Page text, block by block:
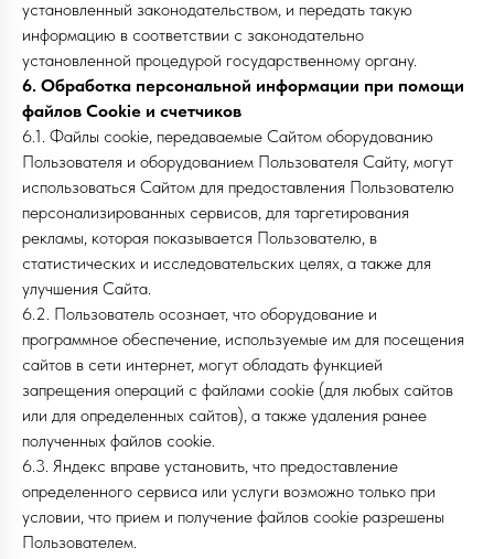
установленный законодательством, и передать такую
информацию в соответствии с законодательно
установленной процедурой государственному органу.
6. Обработка персональной информации при помощи
файлов Cookie и счетчиков
6.1. Файлы cookie, передаваемые Сайтом оборудованию
Пользователя и оборудованием Пользователя Сайту, могут
использоваться Сайтом для предоставления Пользователю
персонализированных сервисов, для таргетирования
рекламы, которая показывается Пользователю, в
статистических и исследовательских целях, а также для
улучшения Сайта.
6.2. Пользователь осознает, что оборудование и
программное обеспечение, используемые им для посещения
сайтов в сети интернет, могут обладать функцией
запрещения операций с файлами cookie (для любых сайтов
или для определенных сайтов), а также удаления ранее
полученных файлов cookie.
6.3. Яндекс вправе установить, что предоставление
определенного сервиса или услуги возможно только при
условии, что прием и получение файлов cookie разрешены
Пользователем.